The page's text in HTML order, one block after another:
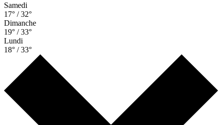
Samedi
17° / 32°
Dimanche
19° / 33°
Lundi
18° / 33°